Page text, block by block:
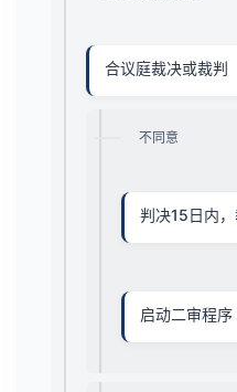
合议庭裁决或裁判
不同意
判决15日内
启动二审程序